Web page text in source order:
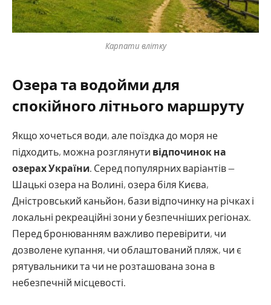
Карпати влітку
Озера та водойми для
спокійного літнього маршруту
Якщо хочеться води, але поїздка до моря не
підходить, можна розглянути відпочинок на
озерах України . Серед популярних варіантів —
Шацькі озера на Волині, озера біля Києва,
Дністровський каньйон, бази відпочинку на річках і
локальні рекреаційні зони у безпечніших регіонах.
Перед бронюванням важливо перевірити, чи
дозволене купання, чи облаштований пляж, чи є
рятувальники та чи не розташована зона в
небезпечній місцевості.